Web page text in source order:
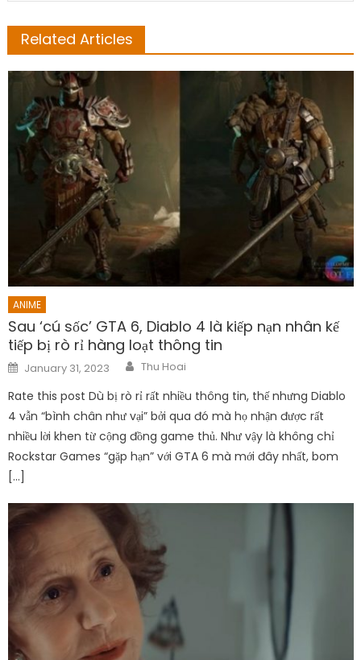
Related Articles
ANIME
Sau ‘cú sốc’ GTA 6, Diablo 4 là kiếp nạn nhân kế
tiếp bị rò rỉ hàng loạt thông tin
Posted
on
January 31, 2023 Author
Thu Hoai
Rate this post Dù bị rò rỉ rất nhiều thông tin, thế nhưng Diablo
4 vẫn “bình chân như vại” bởi qua đó mà họ nhận được rất
nhiều lời khen từ cộng đồng game thủ. Như vậy là không chỉ
Rockstar Games “gặp hạn” với GTA 6 mà mới đây nhất, bom
[…]